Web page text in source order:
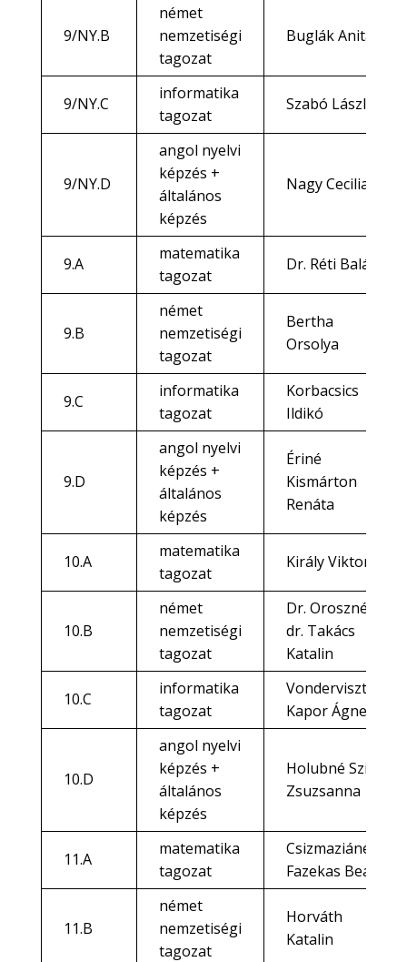
9/NY.B
német
nemzetiségi
tagozat
Buglák Anita
9/NY.C
informatika
tagozat
Szabó László
9/NY.D
angol nyelvi
képzés +
általános
képzés
Nagy Cecilia
9.A
matematika
tagozat
Dr. Réti Balázs
9.B
német
nemzetiségi
tagozat
Bertha
Orsolya
9.C
informatika
tagozat
Korbacsics
Ildikó
9.D
angol nyelvi
képzés +
általános
képzés
Ériné
Kismárton
Renáta
10.A
matematika
tagozat
Király Viktor
10.B
német
nemzetiségi
tagozat
Dr. Oroszné
dr. Takács
Katalin
10.C
informatika
tagozat
Vondervisztné
Kapor Ágnes
10.D
angol nyelvi
képzés +
általános
képzés
Holubné Szita
Zsuzsanna
11.A
matematika
tagozat
Csizmaziáné
Fazekas Beáta
11.B
német
nemzetiségi
tagozat
Horváth
Katalin